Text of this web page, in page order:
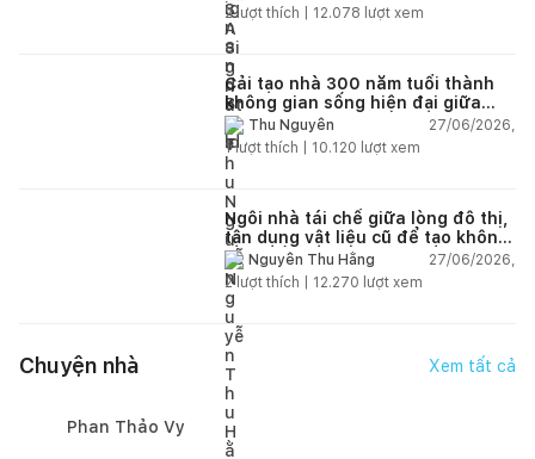
2lượt thích | 12.078 lượt xem
Cải tạo nhà 300 năm tuổi thành
không gian sống hiện đại giữa
thiên nhiên
Thu Nguyễn
27/06/2026,
1lượt thích | 10.120 lượt xem
Ngôi nhà tái chế giữa lòng đô thị,
tận dụng vật liệu cũ để tạo không
gian sống linh hoạt
Nguyễn Thu Hằng
27/06/2026,
2lượt thích | 12.270 lượt xem
Chuyện nhà Xem tất cả
Phan Thảo Vy